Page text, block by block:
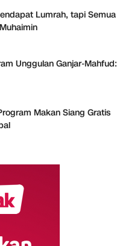
Lumrah, tapi Semua
Unggulan Ganjar-Mahfud:
Makan Siang Gratis